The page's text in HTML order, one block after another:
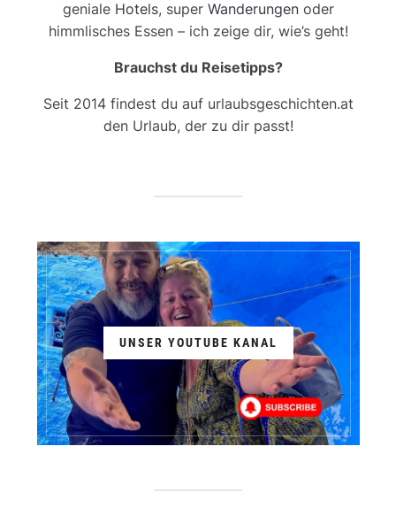
geniale Hotels, super Wanderungenoder
himmlisches Essen – ich zeige dir, wie’s geht!
Brauchst du Reisetipps?
Seit 2014 findest du auf urlaubsgeschichten.at
den Urlaub, der zu dir passt!
UNSER YOUTUBE KANAL